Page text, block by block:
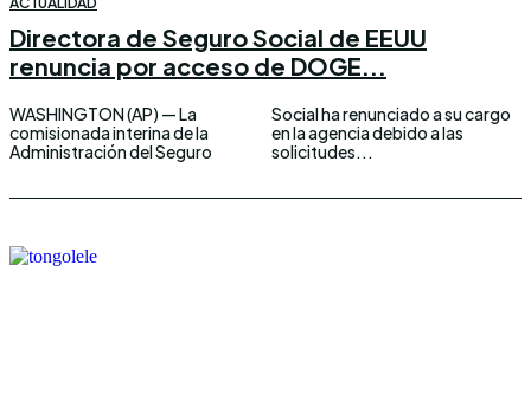
Directora de Seguro Social de EEUU
renuncia por acceso de DOGE...
WASHINGTON (AP) — La
comisionada interina de la
Administración del Seguro
Social ha renunciado a su cargo
en la agencia debido a las
solicitudes...